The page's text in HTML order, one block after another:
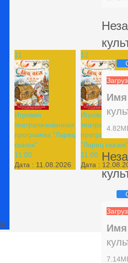
11
Игровая
театрализованная
программа "Ларец
сказок"
11:00
Дата : 11.08.2026
12
Игровая
программа
"Ларец сказок"
11:00
Дата :